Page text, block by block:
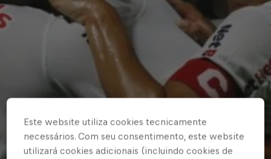
Este website utiliza cookies tecnicamente
necessários. Com seu consentimento, este website
utilizará cookies adicionais (incluindo cookies de